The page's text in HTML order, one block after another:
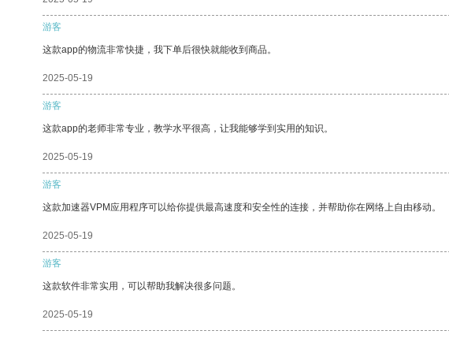
游客
这款app的物流非常快捷，我下单后很快就能收到商品。
2025-05-19
游客
这款app的老师非常专业，教学水平很高，让我能够学到实用的知识。
2025-05-19
游客
这款加速器VPM应用程序可以给你提供最高速度和安全性的连接，并帮助你在网络上自由移动。
2025-05-19
游客
这款软件非常实用，可以帮助我解决很多问题。
2025-05-19